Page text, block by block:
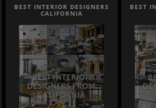
BEST INTERIOR DESIGNERS
CALIFORNIA
BEST